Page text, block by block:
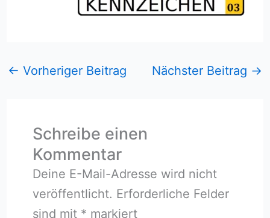
← Vorheriger Beitrag Nächster Beitrag →
Schreibe einen
Kommentar
Deine E-Mail-Adresse wird nicht
veröffentlicht. Erforderliche Felder
sind mit * markiert